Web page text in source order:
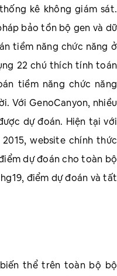
kê không giám sát.
bảo tồn bộ gen và dữ
tiềm năng chức năng ở
22 chú thích tính toán
tiềm năng chức năng
Với GenoCanyon, nhiều
dự đoán. Hiện tại với
website chính thức
dự đoán cho toàn bộ
điểm dự đoán và tất
thể trên toàn bộ bộ